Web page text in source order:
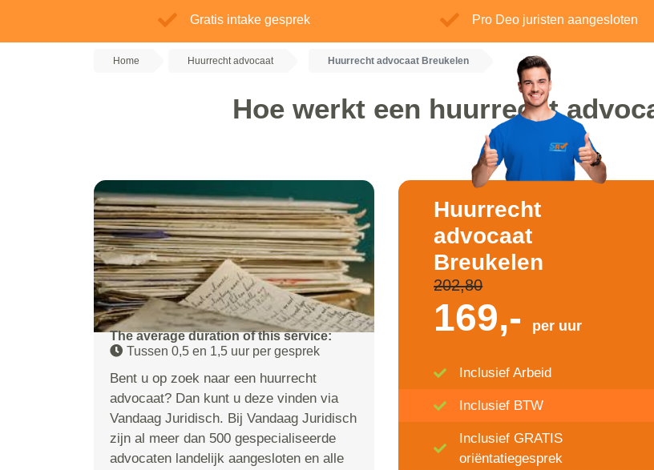
Gratis intake gesprek Pro Deo juristen aangesloten
Home Huurrecht advocaat Huurrecht advocaat Breukelen
Hoe werkt een huurrecht
The average duration of this service:
Tussen 0,5 en 1,5 uur per gesprek
Bent u op zoek naar een huurrecht
advocaat? Dan kunt u deze vinden via
Vandaag Juridisch. Bij Vandaag Juridisch
zijn al meer dan 500 gespecialiseerde
advocaten landelijk aangesloten en alle
Huurrecht
advocaat
Breukelen
202,80
169,- per uur
Inclusief Arbeid
Inclusief BTW
Inclusief GRATIS
oriëntatiegesprek